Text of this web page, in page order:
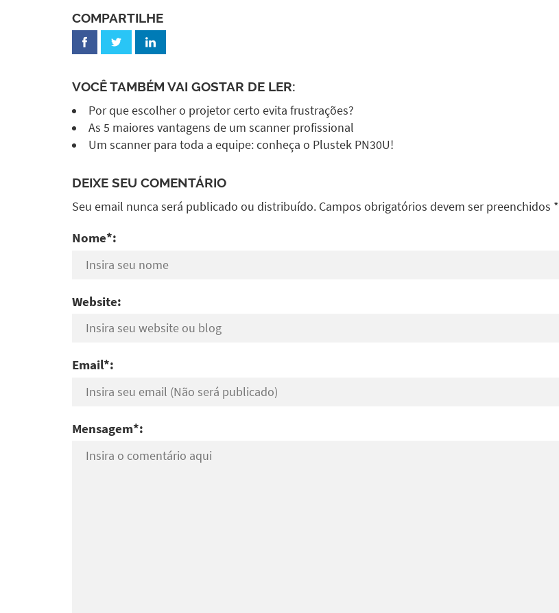
COMPARTILHE
VOCÊ TAMBÉM VAI GOSTAR DE LER:
Por que escolher o projetor certo evita frustrações?
As 5 maiores vantagens de um scanner profissional
Um scanner para toda a equipe: conheça o Plustek PN30U!
DEIXE SEU COMENTÁRIO
Seu email nunca será publicado ou distribuído. Campos obrigatórios devem ser preenchidos *
Nome*:
Website:
Email*:
Mensagem*: